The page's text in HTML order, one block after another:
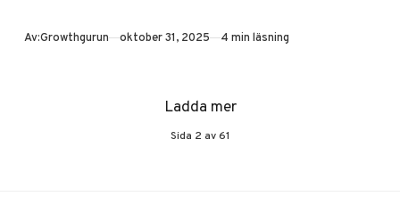
mobilanpassad
Av:Growthgurun Publicerad
oktober 31, 2025 4 min läsning
Sida 2 av61
Ladda mer